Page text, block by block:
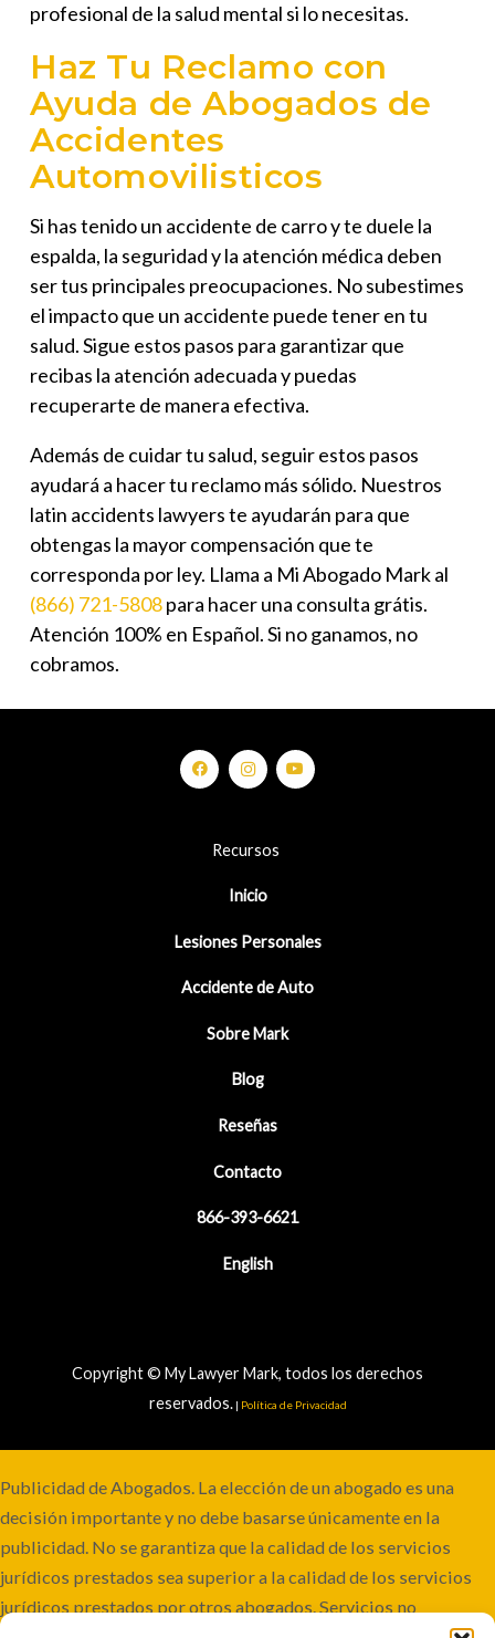
profesional de la salud mental si lo necesitas.
Haz Tu Reclamo con
Ayuda de Abogados de
Accidentes
Automovilisticos
Si has tenido un accidente de carro y te duele la
espalda, la seguridad y la atención médica deben
ser tus principales preocupaciones. No subestimes
el impacto que un accidente puede tener en tu
salud. Sigue estos pasos para garantizar que
recibas la atención adecuada y puedas
recuperarte de manera efectiva.
Además de cuidar tu salud, seguir estos pasos
ayudará a hacer tu reclamo más sólido. Nuestros
latin accidents lawyerste ayudarán para que
obtengas la mayor compensación que te
corresponda por ley. Llama a Mi Abogado Mark al
(866) 721-5808para hacer una consulta grátis.
Atención 100% en Español. Si no ganamos, no
cobramos.
Recursos
Inicio
Lesiones Personales
Accidente de Auto
Sobre Mark
Blog
Reseñas
Contacto
866-393-6621
English
Copyright © My Lawyer Mark, todos los derechos
reservados.| Política de Privacidad
Publicidad de Abogados. La elección de un abogado es una
decisión importante y no debe basarse únicamente en la
publicidad. No se garantiza que la calidad de los servicios
jurídicos prestados sea superior a la calidad de los servicios
jurídicos prestados por otros abogados. Servicios no